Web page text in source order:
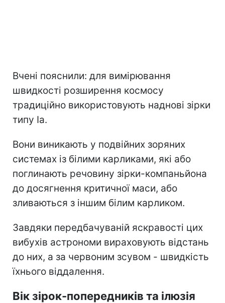
Вчені пояснили: для вимірювання
швидкості розширення космосу
традиційно використовують наднові зірки
типу Ia.
Вони виникають у подвійних зоряних
системах із білими карликами, які або
поглинають речовину зірки-компаньйона
до досягнення критичної маси, або
зливаються з іншим білим карликом.
Завдяки передбачуваній яскравості цих
вибухів астрономи вираховують відстань
до них, а за червоним зсувом - швидкість
їхнього віддалення.
Вік зірок-попередників та ілюзія